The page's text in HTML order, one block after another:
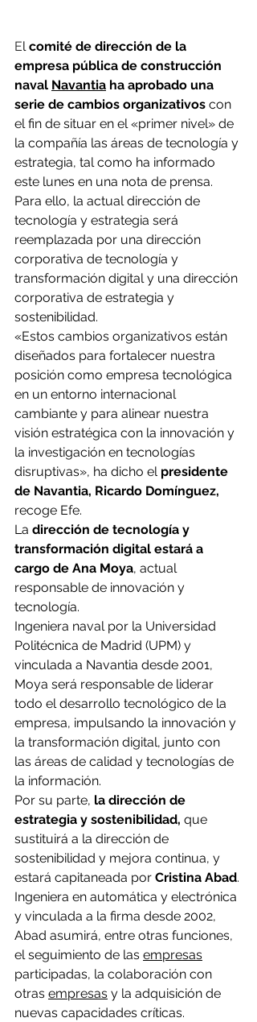
El comité de dirección de la
empresa pública de construcción
naval Navantia ha aprobado una
serie de cambios organizativos con
el fin de situar en el «primer nivel» de
la compañía las áreas de tecnología y
estrategia, tal como ha informado
este lunes en una nota de prensa.
Para ello, la actual dirección de
tecnología y estrategia será
reemplazada por una dirección
corporativa de tecnología y
transformación digital y una dirección
corporativa de estrategia y
sostenibilidad.
«Estos cambios organizativos están
diseñados para fortalecer nuestra
posición como empresa tecnológica
en un entorno internacional
cambiante y para alinear nuestra
visión estratégica con la innovación y
la investigación en tecnologías
disruptivas», ha dicho el presidente
de Navantia, Ricardo Domínguez,
recoge Efe.
La dirección de tecnología y
transformación digital estará a
cargo de Ana Moya, actual
responsable de innovación y
tecnología.
Ingeniera naval por la Universidad
Politécnica de Madrid (UPM) y
vinculada a Navantia desde 2001,
Moya será responsable de liderar
todo el desarrollo tecnológico de la
empresa, impulsando la innovación y
la transformación digital, junto con
las áreas de calidad y tecnologías de
la información.
Por su parte, la dirección de
estrategia y sostenibilidad, que
sustituirá a la dirección de
sostenibilidad y mejora continua, y
estará capitaneada por Cristina Abad.
Ingeniera en automática y electrónica
y vinculada a la firma desde 2002,
Abad asumirá, entre otras funciones,
el seguimiento de las empresas
participadas, la colaboración con
otras empresas y la adquisición de
nuevas capacidades críticas.